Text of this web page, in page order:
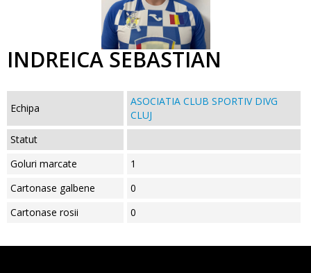
INDREICA SEBASTIAN
Echipa
ASOCIATIA CLUB SPORTIV DIVG
CLUJ
Statut
Goluri marcate
1
Cartonase galbene
0
Cartonase rosii
0